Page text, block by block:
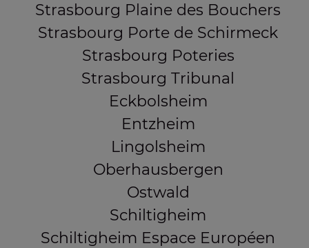
Strasbourg Plaine des Bouchers
Strasbourg Porte de Schirmeck
Strasbourg Poteries
Strasbourg Tribunal
Eckbolsheim
Entzheim
Lingolsheim
Oberhausbergen
Ostwald
Schiltigheim
Schiltigheim Espace Européen